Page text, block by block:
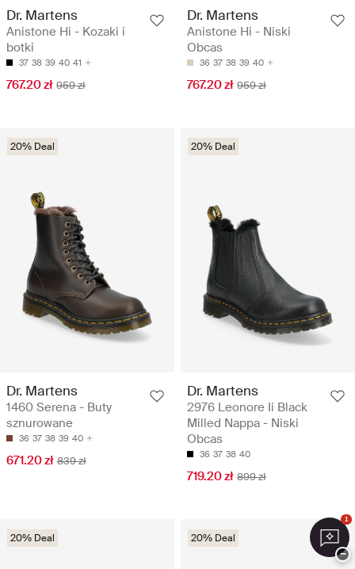
Dr. Martens
Anistone Hi - Kozaki i
botki
37 38 39 40 41
767.20 zł 959 zł
Dr. Martens
Anistone Hi - Niski
Obcas
36 37 38 39 40
767.20 zł 959 zł
20% Deal
Dr. Martens
1460 Serena - Buty
sznurowane
36 37 38 39 40
671.20 zł 839 zł
20% Deal
Dr. Martens
2976 Leonore Ii Black
Milled Nappa - Niski
Obcas
36 37 38 40
719.20 zł 899 zł
20% Deal 20% Deal
1
−